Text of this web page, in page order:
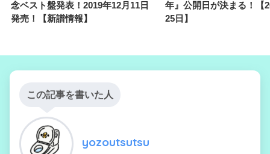
念ベスト盤発表！2019年12月11日
発売！【新譜情報】
年』公開日が決まる！【
25日】
この記事を書いた人
yozoutsutsu